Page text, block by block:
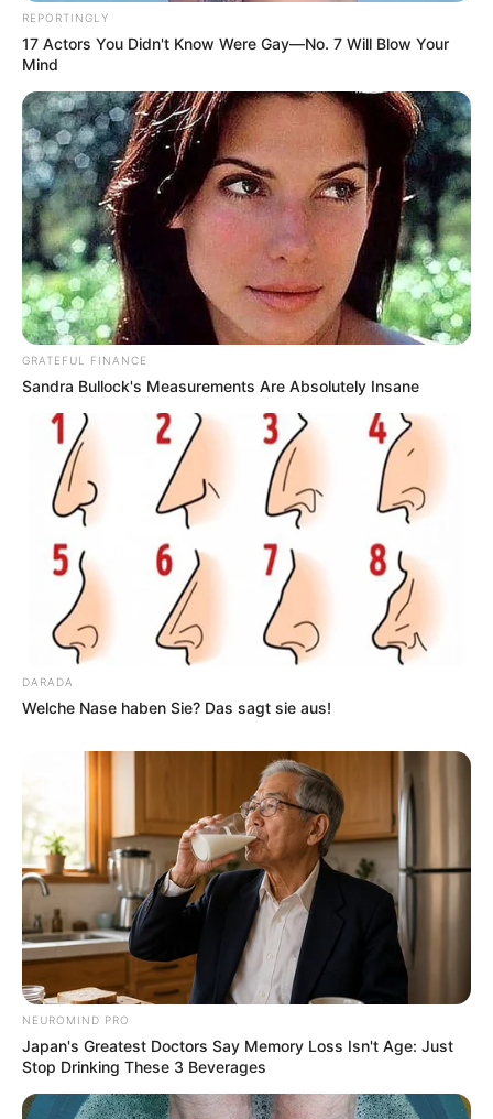
Charles Darwin 1858 der universitären Welt gelehrt. Die
mussten die Abstammungslehre ja endlich auch mal
lernen.
weitere Kalauer
Quermania folgen: Impressum & Kontakt
Smartphone Startseite
Suchen:
Auf einigen Seiten dieses Projektes sind Affiliate-
Angebote integriert. Wenn etwas darüber gebucht oder
gekauft wird, ist das eine Unterstützung, ohne dass sich
dadurch der Preis ändert.
REPORTINGLY
17 Actors You Didn't Know Were Gay—No. 7 Will Blow Your
Mind
GRATEFUL FINANCE
Sandra Bullock's Measurements Are Absolutely Insane
DARADA
Welche Nase haben Sie? Das sagt sie aus!
NEUROMIND PRO
Japan's Greatest Doctors Say Memory Loss Isn't Age: Just
Stop Drinking These 3 Beverages